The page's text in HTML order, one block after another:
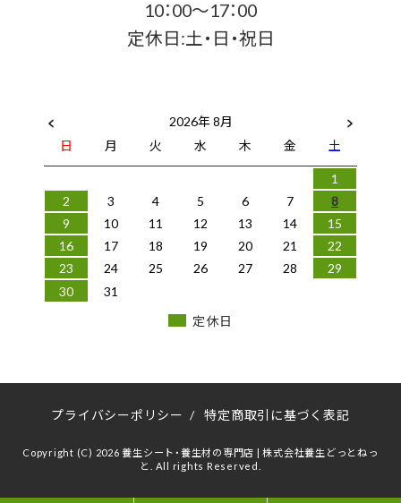
10：00～17：00
定休日:土・日・祝日
2026年 8月
日
月 火 水 木 金
土
1
2
3 4 5 6 7
8
9
10 11 12 13 14
15
16
17 18 19 20 21
22
23
24 25 26 27 28
29
30
31
定休日
プライバシーポリシー / 特定商取引に基づく表記
Copyright (C) 2026 養生シート・養生材の専門店 | 株式会社養生どっとねっ
と. All rights Reserved.